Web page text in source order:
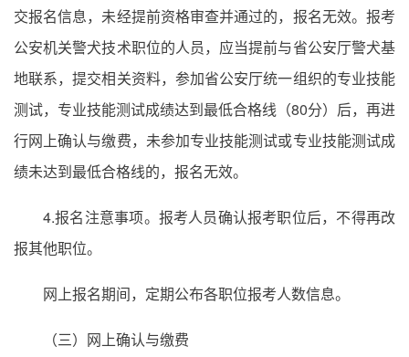
交报名信息，未经提前资格审查并通过的，报名无效。报考
公安机关警犬技术职位的人员，应当提前与省公安厅警犬基
地联系，提交相关资料，参加省公安厅统一组织的专业技能
测试，专业技能测试成绩达到最低合格线（80分）后，再进
行网上确认与缴费，未参加专业技能测试或专业技能测试成
绩未达到最低合格线的，报名无效。
4.报名注意事项。报考人员确认报考职位后，不得再改
报其他职位。
网上报名期间，定期公布各职位报考人数信息。
（三）网上确认与缴费